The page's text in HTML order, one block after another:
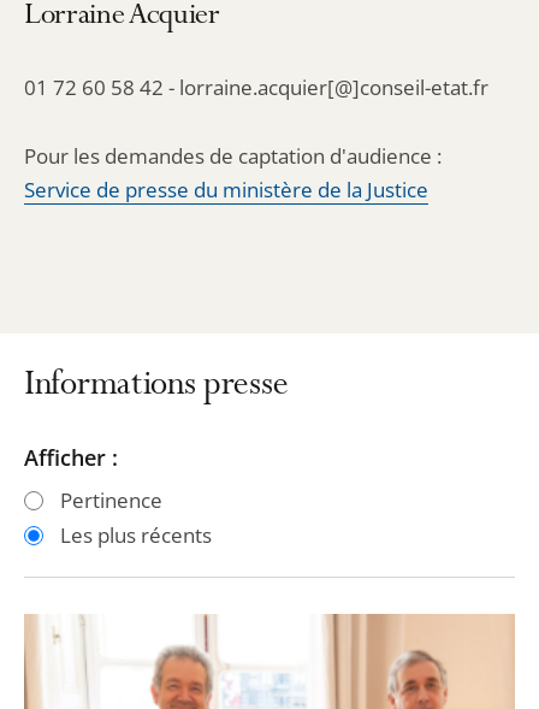
Lorraine Acquier
01 72 60 58 42 - lorraine.acquier[@]conseil-etat.fr
Pour les demandes de captation d'audience :
Service de presse du ministère de la Justice
Informations presse
Passer
les
filtres
après
Passer
les
filtres
avant
Afficher :
Pertinence
Les plus récents
Signature
d’un